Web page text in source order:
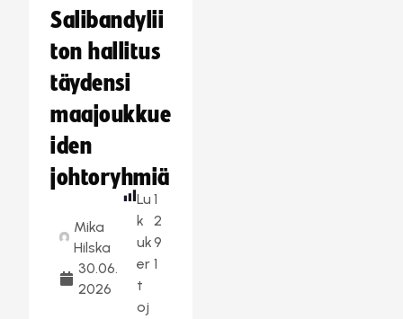
Salibandylii
ton hallitus
täydensi
maajoukkue
iden
johtoryhmiä
Mika
Hilska
30.06.
2026
Lu
k
uk
er
t
oj
1
2
9
1